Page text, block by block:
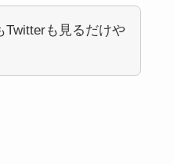
Twitterも見るだけや